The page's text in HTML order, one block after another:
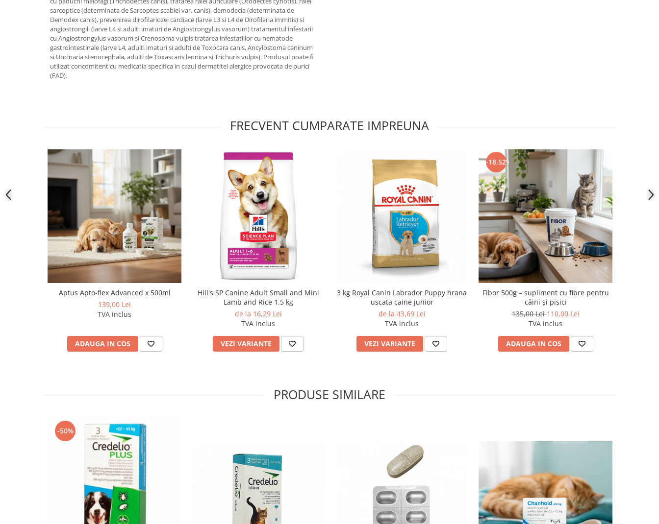
sarcoptice (determinata de Sarcoptes scabiei var. canis), demodecia (determinata de
Demodex canis), prevenirea dirofilariozei cardiace (larve L3 si L4 de Dirofilaria immitis) si
angiostrongili (larve L4 si adulti imaturi de Angiostrongylus vasorum) tratamentul infestarii
cu Angiostrongylus vasorum si Crenosoma vulpis tratarea infestatiilor cu nematode
gastrointestinale (larve L4, adulti imaturi si adulti de Toxocara canis, Ancylostoma caninum
si Uncinaria stenocephala, adulti de Toxascaris leonina si Trichuris vulpis). Produsul poate fi
utilizat concomitent cu medicatia specifica in cazul dermatitei alergice provocata de purici
(FAD).
FRECVENT CUMPARATE IMPREUNA
Aptus Apto-flex Advanced x 500ml
139,00 Lei
TVA inclus
ADAUGA IN COS
Hill's SP Canine Adult Small and Mini
Lamb and Rice 1.5 kg
de la 16,29 Lei
TVA inclus
VEZI VARIANTE
3 kg Royal Canin Labrador Puppy hrana
uscata caine junior
de la 43,69 Lei
TVA inclus
VEZI VARIANTE
-18.52%
Fibor 500g – supliment cu fibre pentru
câini și pisici
135,00 Lei110,00 Lei
TVA inclus
ADAUGA IN COS
PRODUSE SIMILARE
-50%